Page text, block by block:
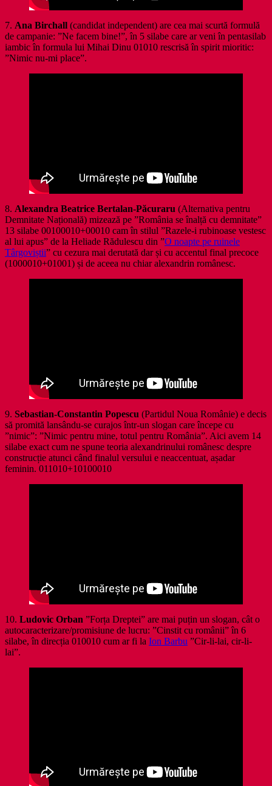
7. Ana Birchall (candidat independent) are cea mai scurtă formulă
de campanie: ”Ne facem bine!”, în 5 silabe care ar veni în pentasilab
iambic în formula lui Mihai Dinu 01010 rescrisă în spirit mioritic:
”Nimic nu-mi place”.
8. Alexandra Beatrice Bertalan-Păcuraru (Alternativa pentru
Demnitate Națională) mizează pe ”România se înalță cu demnitate”
13 silabe 00100010+00010 cam în stilul ”Razele-i rubinoase vestesc
al lui apus” de la Heliade Rădulescu din ”O noapte pe ruinele
Târgoviștii” cu cezura mai derutată dar și cu accentul final precoce
(1000010+01001) și de aceea nu chiar alexandrin românesc.
9. Sebastian-Constantin Popescu (Partidul Noua Românie) e decis
să promită lansându-se curajos într-un slogan care începe cu
”nimic”: ”Nimic pentru mine, totul pentru România”. Aici avem 14
silabe exact cum ne spune teoria alexandrinului românesc despre
construcție atunci când finalul versului e neaccentuat, așadar
feminin. 011010+10100010
10. Ludovic Orban ”Forța Dreptei” are mai puțin un slogan, cât o
autocaracterizare/promisiune de lucru: ”Cinstit cu românii” în 6
silabe, în direcția 010010 cum ar fi la Ion Barbu ”Cir-li-lai, cir-li-
lai”.